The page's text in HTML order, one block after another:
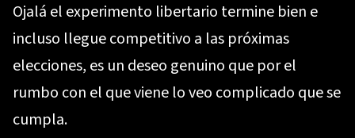
Ojalá el experimento libertario termine bien e
incluso llegue competitivo a las próximas
elecciones, es un deseo genuino que por el
rumbo con el que viene lo veo complicado que se
cumpla.